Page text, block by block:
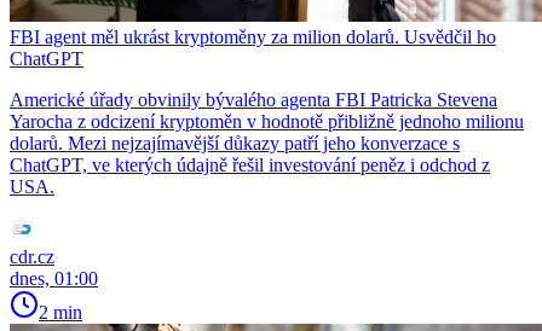
FBI agent měl ukrást kryptoměny za milion dolarů. Usvědčil ho
ChatGPT
Americké úřady obvinily bývalého agenta FBI Patricka Stevena
Yarocha z odcizení kryptoměn v hodnotě přibližně jednoho milionu
dolarů. Mezi nejzajímavější důkazy patří jeho konverzace s
ChatGPT, ve kterých údajně řešil investování peněz i odchod z
USA.
cdr.cz
dnes, 01:00
2 min